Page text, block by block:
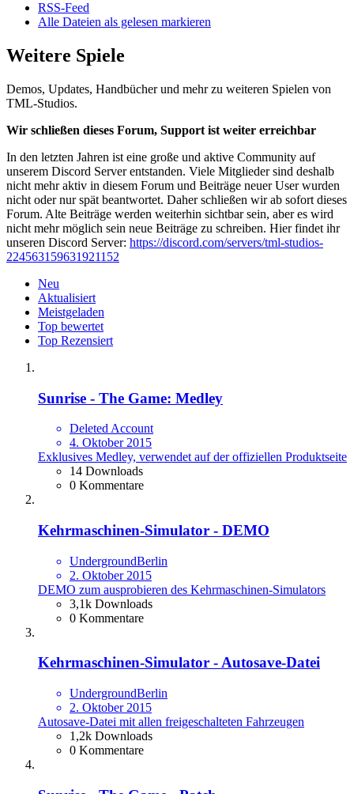
RSS-Feed
Alle Dateien als gelesen markieren
Weitere Spiele
Demos, Updates, Handbücher und mehr zu weiteren Spielen von
TML-Studios.
Wir schließen dieses Forum, Support ist weiter erreichbar
In den letzten Jahren ist eine große und aktive Community auf
unserem Discord Server entstanden. Viele Mitglieder sind deshalb
nicht mehr aktiv in diesem Forum und Beiträge neuer User wurden
nicht oder nur spät beantwortet. Daher schließen wir ab sofort dieses
Forum. Alte Beiträge werden weiterhin sichtbar sein, aber es wird
nicht mehr möglich sein neue Beiträge zu schreiben. Hier findet ihr
unseren Discord Server: https://discord.com/servers/tml-studios-
224563159631921152
Neu
Aktualisiert
Meistgeladen
Top bewertet
Top Rezensiert
Sunrise - The Game: Medley
Deleted Account
4. Oktober 2015
Exklusives Medley, verwendet auf der offiziellen Produktseite
14 Downloads
0 Kommentare
Kehrmaschinen-Simulator - DEMO
UndergroundBerlin
2. Oktober 2015
DEMO zum ausprobieren des Kehrmaschinen-Simulators
3,1k Downloads
0 Kommentare
Kehrmaschinen-Simulator - Autosave-Datei
UndergroundBerlin
2. Oktober 2015
Autosave-Datei mit allen freigeschalteten Fahrzeugen
1,2k Downloads
0 Kommentare